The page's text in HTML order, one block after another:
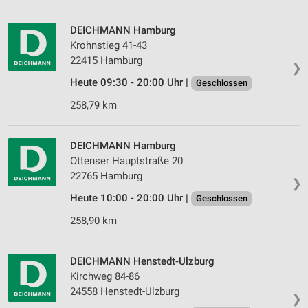
❯
DEICHMANN Hamburg
Krohnstieg 41-43
22415 Hamburg
Heute 09:30 - 20:00 Uhr |
Geschlossen
258,79 km
❯
DEICHMANN Hamburg
Ottenser Hauptstraße 20
22765 Hamburg
Heute 10:00 - 20:00 Uhr |
Geschlossen
258,90 km
❯
DEICHMANN Henstedt-Ulzburg
Kirchweg 84-86
24558 Henstedt-Ulzburg
Erstellung von Profilen zur Personalisierung
von Inhalten
Verwendung von Profilen zur Auswahl
Messung der Performance von Inhalten
Analyse von Zielgruppen durch Statistiken oder
Kombinationen von Daten aus verschiedenen
Verwendung reduzierter Daten zur Auswahl von
Inhalten
IAB-Besonderheiten: